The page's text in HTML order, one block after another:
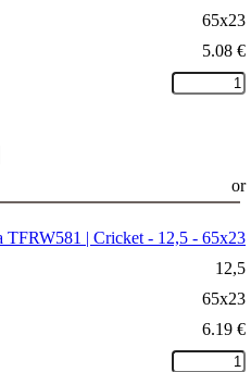
65x23
5.08 €
or
12,5
65x23
6.19 €